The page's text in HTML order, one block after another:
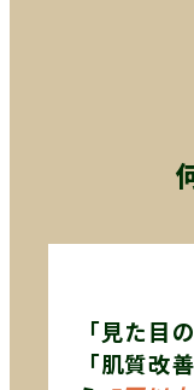
「見た目
「肌質改